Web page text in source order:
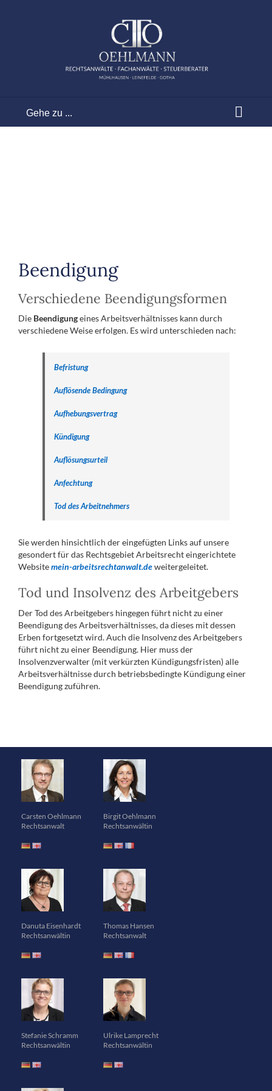
Gehe zu ...
Beendigung
Verschiedene Beendigungsformen
Die Beendigungeines Arbeitsverhältnisses kann durch
verschiedene Weise erfolgen. Es wird unterschieden nach:
Befristung
Auflösende Bedingung
Aufhebungsvertrag
Kündigung
Auflösungsurteil
Anfechtung
Tod des Arbeitnehmers
Sie werden hinsichtlich der eingefügten Links auf unsere
gesondert für das Rechtsgebiet Arbeitsrecht eingerichtete
Websitemein-arbeitsrechtanwalt.deweitergeleitet.
Tod und Insolvenz des Arbeitgebers
Der Tod des Arbeitgebers hingegen führt nicht zu einer
Beendigung des Arbeitsverhältnisses, da dieses mit dessen
Erben fortgesetzt wird. Auch die Insolvenz des Arbeitgebers
führt nicht zu einer Beendigung. Hier muss der
Insolvenzverwalter (mit verkürzten Kündigungsfristen) alle
Arbeitsverhältnisse durch betriebsbedingte Kündigung einer
Beendigung zuführen.
Carsten Oehlmann
Rechtsanwalt
Birgit Oehlmann
Rechtsanwältin
Danuta Eisenhardt
Rechtsanwältin
Thomas Hansen
Rechtsanwalt
Stefanie Schramm
Rechtsanwältin
Ulrike Lamprecht
Rechtsanwältin